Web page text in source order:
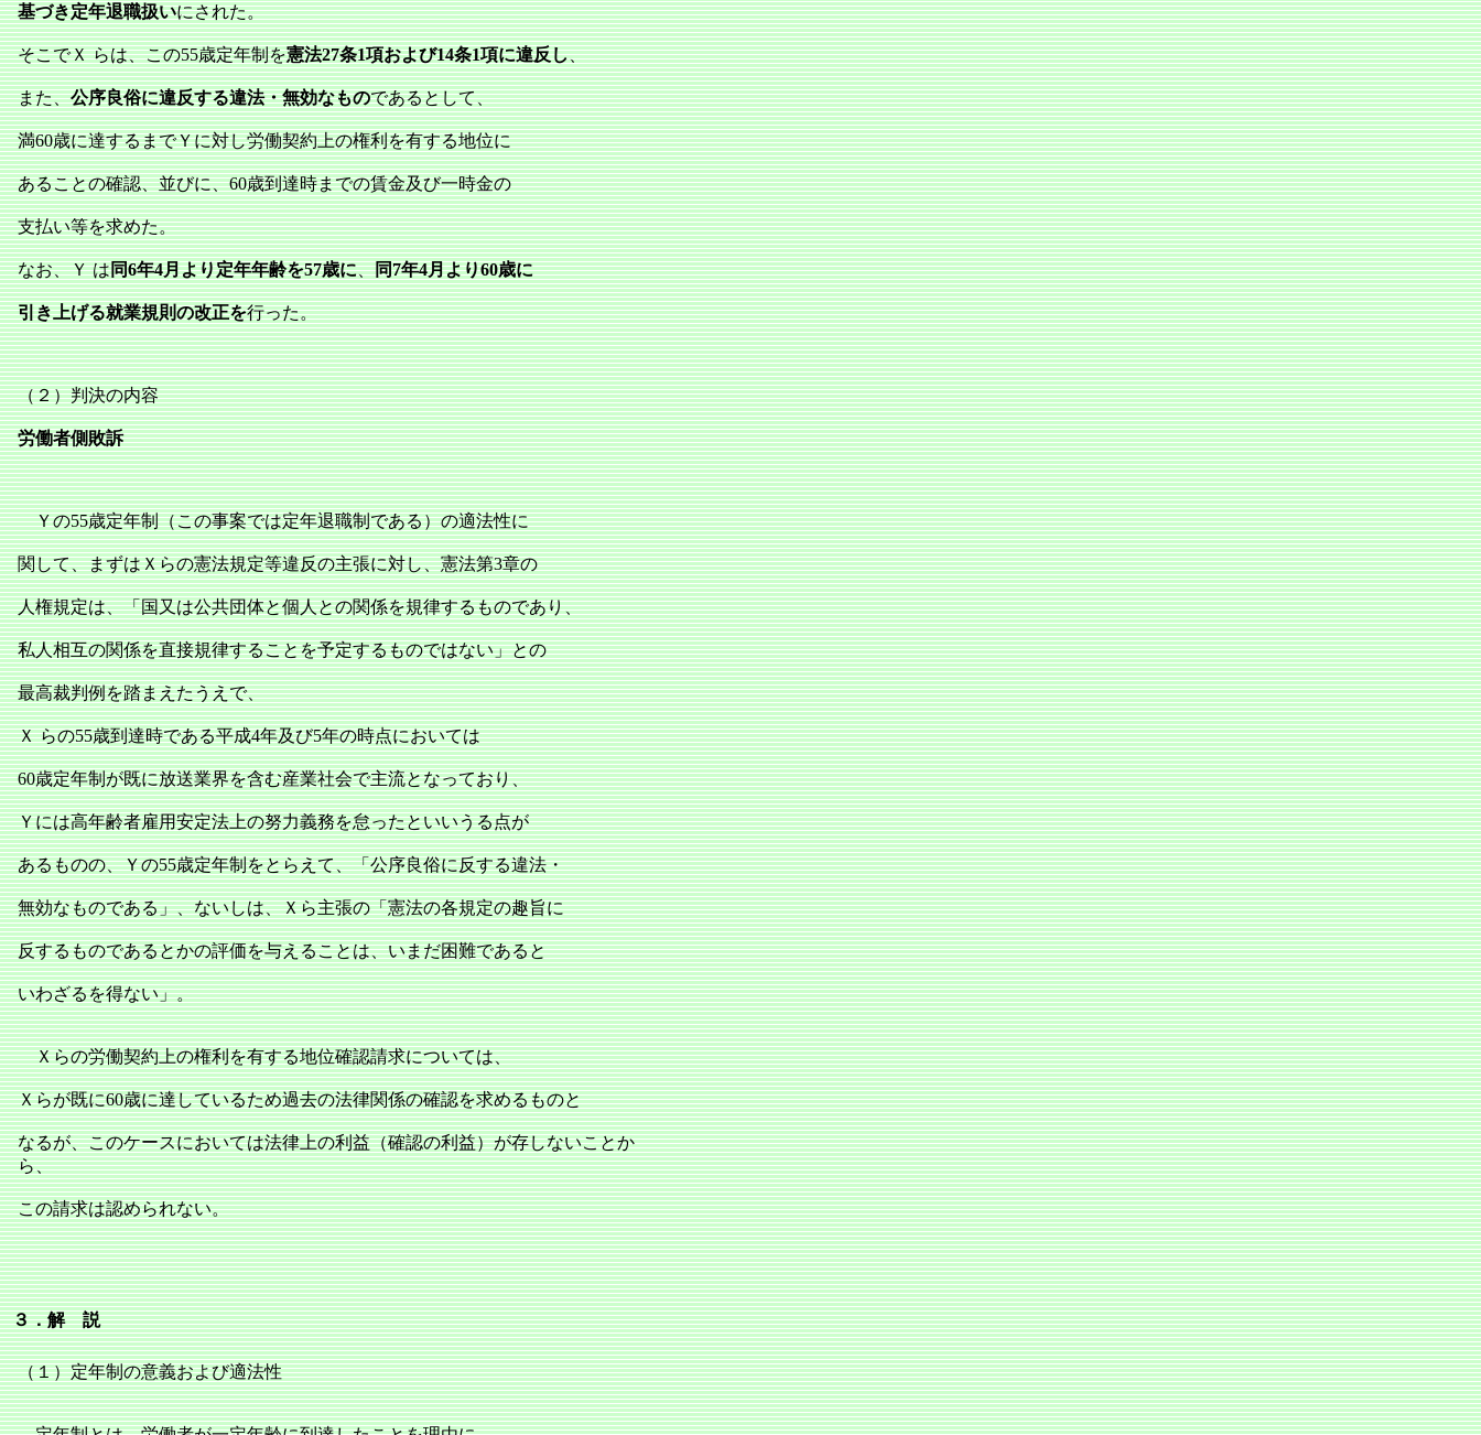
基づき定年退職扱いにされた。
そこでＸ らは、この55歳定年制を憲法27条1項および14条1項に違反し、
また、公序良俗に違反する違法・無効なものであるとして、
満60歳に達するまでＹに対し労働契約上の権利を有する地位に
あることの確認、並びに、60歳到達時までの賃金及び一時金の
支払い等を求めた。
なお、Ｙ は同6年4月より定年年齢を57歳に、同7年4月より60歳に
引き上げる就業規則の改正を行った。
（２）判決の内容
労働者側敗訴
Ｙの55歳定年制（この事案では定年退職制である）の適法性に
関して、まずはＸらの憲法規定等違反の主張に対し、憲法第3章の
人権規定は、「国又は公共団体と個人との関係を規律するものであり、
私人相互の関係を直接規律することを予定するものではない」との
最高裁判例を踏まえたうえで、
Ｘ らの55歳到達時である平成4年及び5年の時点においては
60歳定年制が既に放送業界を含む産業社会で主流となっており、
Ｙには高年齢者雇用安定法上の努力義務を怠ったといいうる点が
あるものの、Ｙの55歳定年制をとらえて、「公序良俗に反する違法・
無効なものである」、ないしは、Ｘら主張の「憲法の各規定の趣旨に
反するものであるとかの評価を与えることは、いまだ困難であると
いわざるを得ない」。
Ｘらの労働契約上の権利を有する地位確認請求については、
Ｘらが既に60歳に達しているため過去の法律関係の確認を求めるものと
なるが、このケースにおいては法律上の利益（確認の利益）が存しないことか
ら、
この請求は認められない。
３．解 説
（１）定年制の意義および適法性